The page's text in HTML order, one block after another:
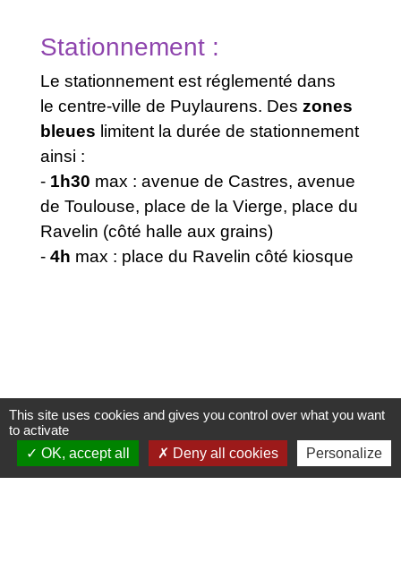
Stationnement :
Le stationnement est réglementé dans
le centre-ville de Puylaurens. Des zones
bleues limitent la durée de stationnement
ainsi :
- 1h30 max : avenue de Castres, avenue
de Toulouse, place de la Vierge, place du
Ravelin (côté halle aux grains)
- 4h max : place du Ravelin côté kiosque
This site uses cookies and gives you control over what you want
to activate
OK, accept all
Deny all cookies Personalize